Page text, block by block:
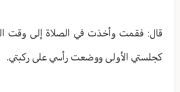
قال: فقمت وأخذت في الصلاة إلى وقت
كجلستي الأولى ووضعت رأسي على ركبتي.